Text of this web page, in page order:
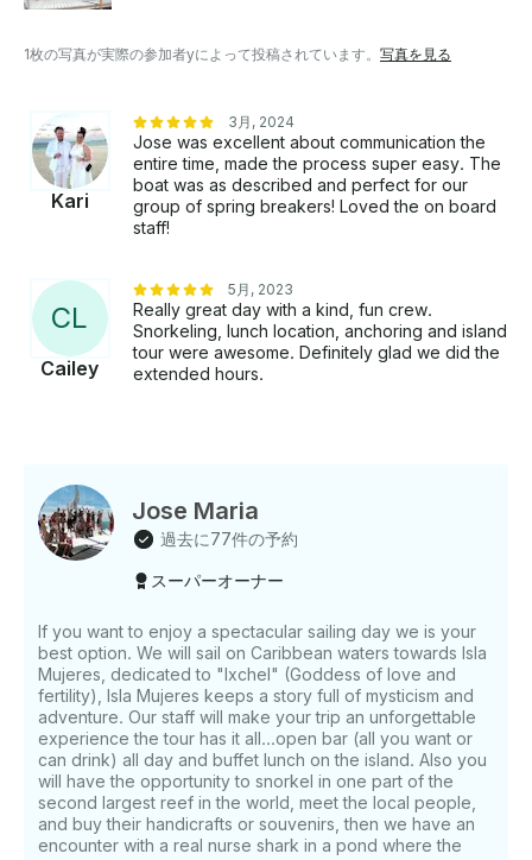
1枚の写真が実際の参加者yによって投稿されています。 写真を見る
Kari
3月, 2024
Jose was excellent about communication the
entire time, made the process super easy. The
boat was as described and perfect for our
group of spring breakers! Loved the on board
staff!
CL
Cailey
5月, 2023
Really great day with a kind, fun crew.
Snorkeling, lunch location, anchoring and island
tour were awesome. Definitely glad we did the
extended hours.
Jose Maria
過去に77件の予約
スーパーオーナー
If you want to enjoy a spectacular sailing day we is your
best option. We will sail on Caribbean waters towards Isla
Mujeres, dedicated to "Ixchel" (Goddess of love and
fertility), Isla Mujeres keeps a story full of mysticism and
adventure. Our staff will make your trip an unforgettable
experience the tour has it all...open bar (all you want or
can drink) all day and buffet lunch on the island. Also you
will have the opportunity to snorkel in one part of the
second largest reef in the world, meet the local people,
and buy their handicrafts or souvenirs, then we have an
encounter with a real nurse shark in a pond where the